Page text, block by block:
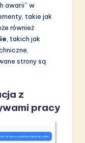
awarii” w
takie jak
również
, takich jak
strony są
z
pracy